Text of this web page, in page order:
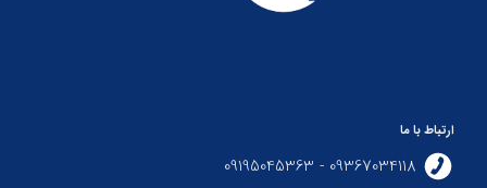
ارتباط با ما
09367034118 - 09195045363